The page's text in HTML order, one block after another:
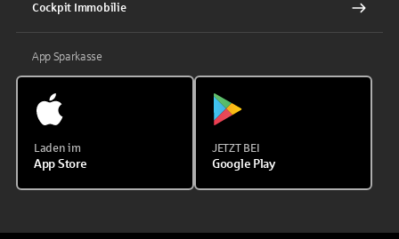
Cockpit Immobilie
App Sparkasse
Laden im
App Store
JETZT BEI
Google Play